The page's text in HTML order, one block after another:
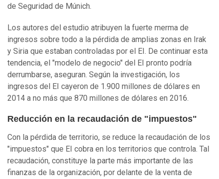
de Seguridad de Múnich.
Los autores del estudio atribuyen la fuerte merma de
ingresos sobre todo a la pérdida de amplias zonas en Irak
y Siria que estaban controladas por el EI. De continuar esta
tendencia, el "modelo de negocio" del EI pronto podría
derrumbarse, aseguran. Según la investigación, los
ingresos del EI cayeron de 1.900 millones de dólares en
2014 a no más que 870 millones de dólares en 2016.
Reducción en la recaudación de "impuestos"
Con la pérdida de territorio, se reduce la recaudación de los
"impuestos" que EI cobra en los territorios que controla. Tal
recaudación, constituye la parte más importante de las
finanzas de la organización, por delante de la venta de